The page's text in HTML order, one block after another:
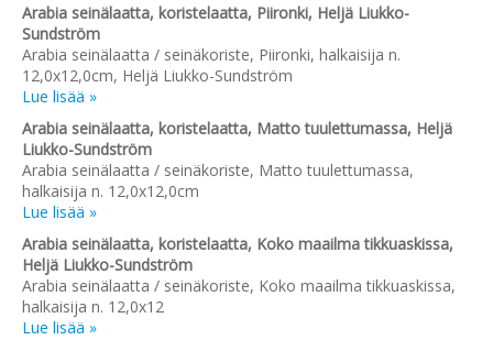
Arabia seinälaatta, koristelaatta, Piironki, Heljä Liukko-
Sundström
Arabia seinälaatta / seinäkoriste, Piironki, halkaisija n.
12,0x12,0cm, Heljä Liukko-Sundström
Lue lisää »
Arabia seinälaatta, koristelaatta, Matto tuulettumassa, Heljä
Liukko-Sundström
Arabia seinälaatta / seinäkoriste, Matto tuulettumassa,
halkaisija n. 12,0x12,0cm
Lue lisää »
Arabia seinälaatta, koristelaatta, Koko maailma tikkuaskissa,
Heljä Liukko-Sundström
Arabia seinälaatta / seinäkoriste, Koko maailma tikkuaskissa,
halkaisija n. 12,0x12
Lue lisää »